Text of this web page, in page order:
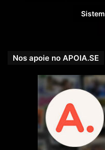
Nossa parceira! Editora
pessoas para conversar e
mais diversos assuntos.
Nos apoie no APOIA.SE